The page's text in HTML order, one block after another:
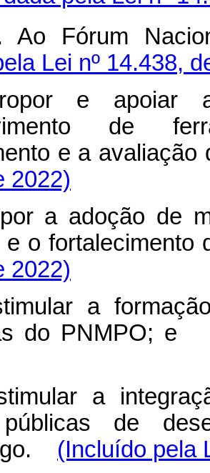
Ao Fórum
Lei nº 14.438,
e apoiar
de
e a
2022)
a adoção de
e o
2022)
a
do
a
de
(Incluído pela